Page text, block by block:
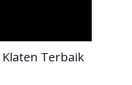
Klaten Terbaik